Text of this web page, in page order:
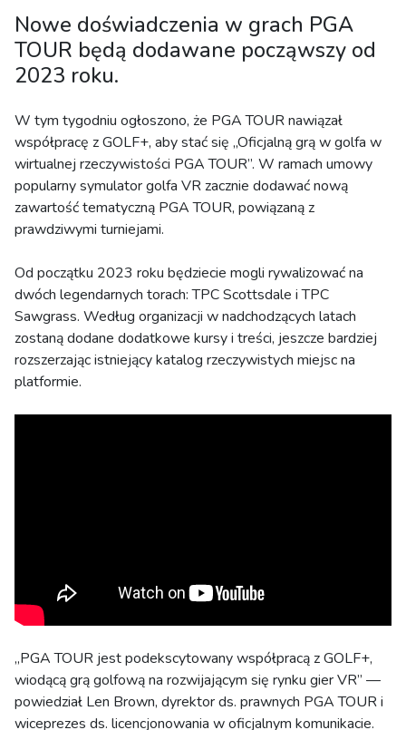
Nowe doświadczenia w grach PGA
TOUR będą dodawane począwszy od
2023 roku.
W tym tygodniu ogłoszono, że PGA TOUR nawiązał
współpracę z GOLF+, aby stać się „Oficjalną grą w golfa w
wirtualnej rzeczywistości PGA TOUR”. W ramach umowy
popularny symulator golfa VR zacznie dodawać nową
zawartość tematyczną PGA TOUR, powiązaną z
prawdziwymi turniejami.
Od początku 2023 roku będziecie mogli rywalizować na
dwóch legendarnych torach: TPC Scottsdale i TPC
Sawgrass. Według organizacji w nadchodzących latach
zostaną dodane dodatkowe kursy i treści, jeszcze bardziej
rozszerzając istniejący katalog rzeczywistych miejsc na
platformie.
„PGA TOUR jest podekscytowany współpracą z GOLF+,
wiodącą grą golfową na rozwijającym się rynku gier VR” —
powiedział Len Brown, dyrektor ds. prawnych PGA TOUR i
wiceprezes ds. licencjonowania w oficjalnym komunikacie.